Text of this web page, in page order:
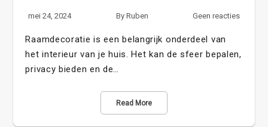
mei 24, 2024 By Ruben Geen reacties
Raamdecoratie is een belangrijk onderdeel van
het interieur van je huis. Het kan de sfeer bepalen,
privacy bieden en de…
Read More